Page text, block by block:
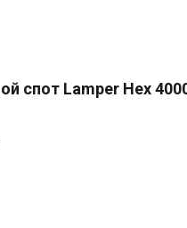
спот Lamper Hex